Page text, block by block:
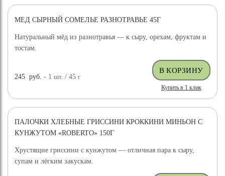
МЕД СЫРНЫЙ СОМЕЛЬЕ РАЗНОТРАВЬЕ 45Г
Натуральный мёд из разнотравья — к сыру, орехам, фруктам и
тостам.
245 руб. - 1шт. / 45г
Купить в 1 клик
ПАЛОЧКИ ХЛЕБНЫЕ ГРИССИНИ КРОККИНИ МИНЬОН С
КУНЖУТОМ «ROBERTO» 150Г
Хрустящие гриссини с кунжутом — отличная пара к сыру,
супам и лёгким закускам.